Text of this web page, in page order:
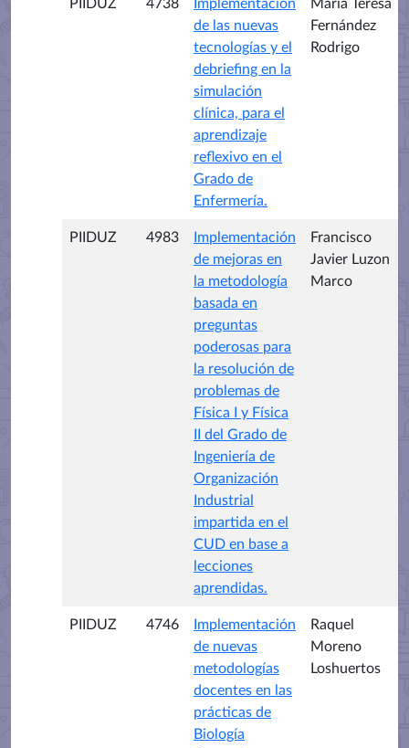
PIIDUZ 4738
Implementación
de las nuevas
tecnologías y el
debriefing en la
simulación
clínica, para el
aprendizaje
reflexivo en el
Grado de
Enfermería.
María Teresa
Fernández
Rodrigo
PIIDUZ 4983
Implementación
de mejoras en
la metodología
basada en
preguntas
poderosas para
la resolución de
problemas de
Física I y Física
II del Grado de
Ingeniería de
Organización
Industrial
impartida en el
CUD en base a
lecciones
aprendidas.
Francisco
Javier Luzon
Marco
PIIDUZ 4746
Implementación
de nuevas
metodologías
docentes en las
prácticas de
Biología
Raquel
Moreno
Loshuertos